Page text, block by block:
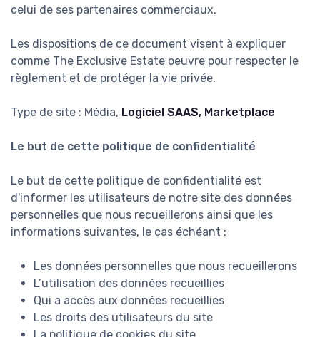
celui de ses partenaires commerciaux.
Les dispositions de ce document visent à expliquer
comme The Exclusive Estate oeuvre pour respecter le
règlement et de protéger la vie privée.
Type de site : Média, Logiciel SAAS, Marketplace
Le but de cette politique de confidentialité
Le but de cette politique de confidentialité est
d'informer les utilisateurs de notre site des données
personnelles que nous recueillerons ainsi que les
informations suivantes, le cas échéant :
Les données personnelles que nous recueillerons
L’utilisation des données recueillies
Qui a accès aux données recueillies
Les droits des utilisateurs du site
La politique de cookies du site